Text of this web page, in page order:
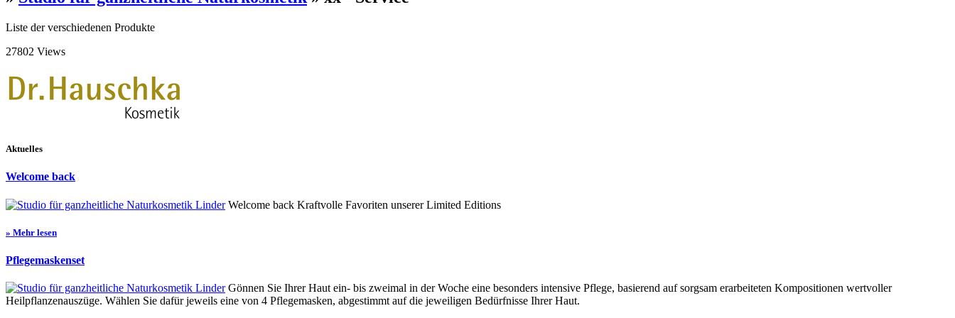
Liste der verschiedenen Produkte
27802 Views
Aktuelles
Welcome back
Welcome back Kraftvolle Favoriten unserer Limited Editions
» Mehr lesen
Pflegemaskenset
Gönnen Sie Ihrer Haut ein- bis zweimal in der Woche eine besonders intensive Pflege, basierend auf sorgsam erarbeiteten Kompositionen wertvoller
Heilpflanzenauszüge. Wählen Sie dafür jeweils eine von 4 Pflegemasken, abgestimmt auf die jeweiligen Bedürfnisse Ihrer Haut.